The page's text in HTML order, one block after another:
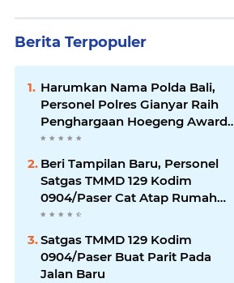
Berita Terpopuler
Harumkan Nama Polda Bali,
Personel Polres Gianyar Raih
Penghargaan Hoegeng Awards
2026
Beri Tampilan Baru, Personel
Satgas TMMD 129 Kodim
0904/Paser Cat Atap Rumah
Marbot
Satgas TMMD 129 Kodim
0904/Paser Buat Parit Pada
Jalan Baru